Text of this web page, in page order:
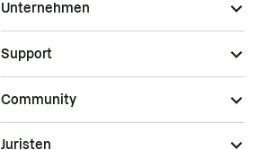
Unternehmen
Support
Community
Juristen